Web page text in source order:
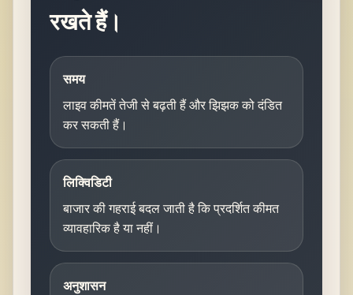
रखते हैं।
समय
लाइव कीमतें तेजी से बढ़ती हैं और झिझक को दंडित
कर सकती हैं।
लिक्विडिटी
बाजार की गहराई बदल जाती है कि प्रदर्शित कीमत
व्यावहारिक है या नहीं।
अनुशासन